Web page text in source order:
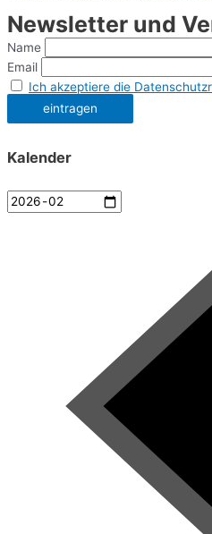
Newsletter und
Name
Email
Ich akzeptiere die
Kalender